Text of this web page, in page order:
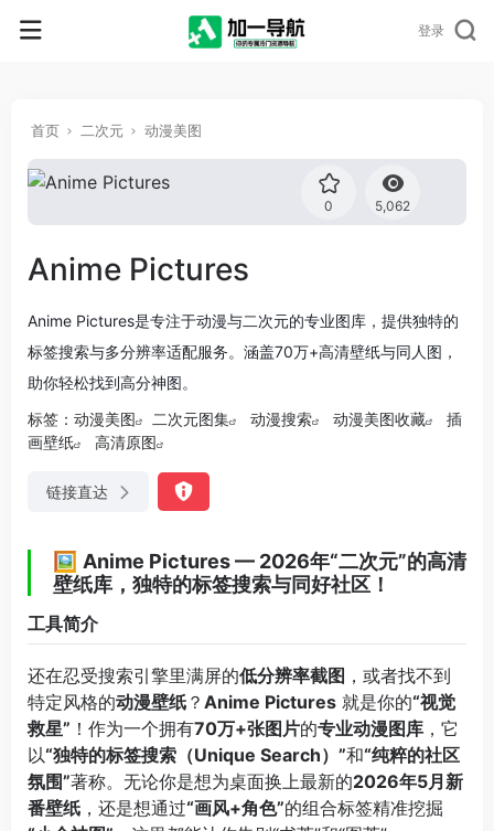
登录
首页 二次元 动漫美图
0 5,062
Anime Pictures
Anime Pictures是专注于动漫与二次元的专业图库，提供独特的
标签搜索与多分辨率适配服务。涵盖70万+高清壁纸与同人图，
助你轻松找到高分神图。
标签： 动漫美图 二次元图集 动漫搜索 动漫美图收藏
插
画壁纸
高清原图
链接直达
🖼️ Anime Pictures — 2026年“二次元”的高清
壁纸库，独特的标签搜索与同好社区！
工具简介
还在忍受搜索引擎里满屏的低分辨率截图 ，或者找不到
特定风格的动漫壁纸 ？ Anime Pictures 就是你的“视觉
救星” ！作为一个拥有70万+张图片的专业动漫图库 ，它
以“独特的标签搜索（Unique Search）”和“纯粹的社区
氛围”著称。无论你是想为桌面换上最新的2026年5月新
番壁纸 ，还是想通过“画风+角色”的组合标签精准挖掘